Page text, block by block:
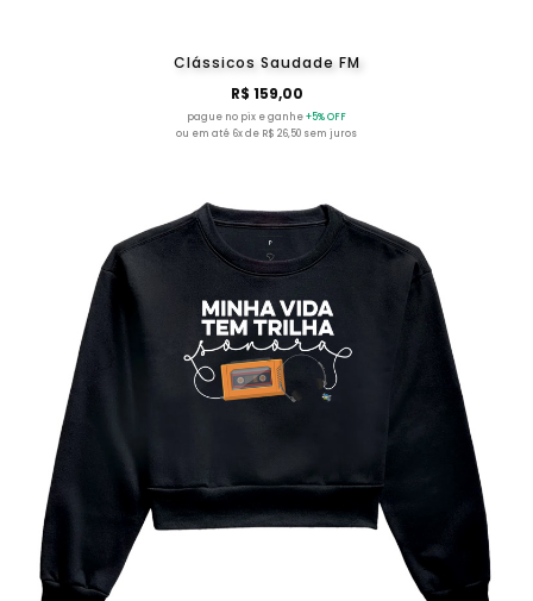
Clássicos Saudade FM
R$ 159,00
pague no pix e ganhe+5% OFF
ou em até 6x de R$ 26,50 sem juros